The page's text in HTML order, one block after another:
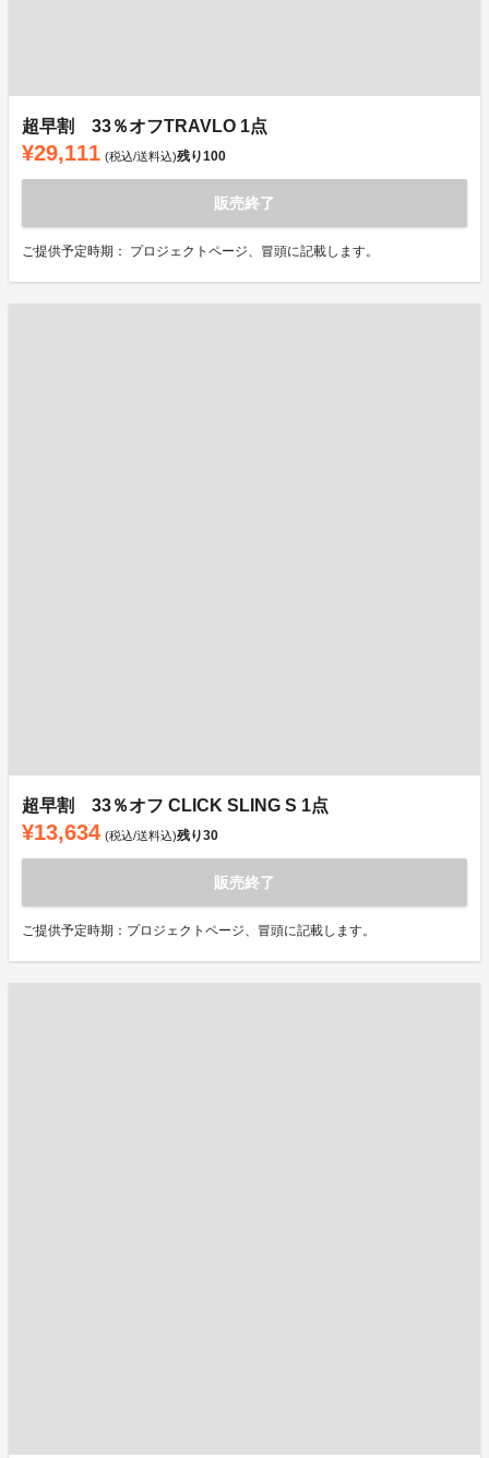
超早割 33％オフTRAVLO 1点
¥29,111 (税込/送料込)残り100
販売終了
ご提供予定時期： プロジェクトページ、冒頭に記載します。
超早割 33％オフ CLICK SLING S 1点
¥13,634 (税込/送料込)残り30
販売終了
ご提供予定時期：プロジェクトページ、冒頭に記載します。